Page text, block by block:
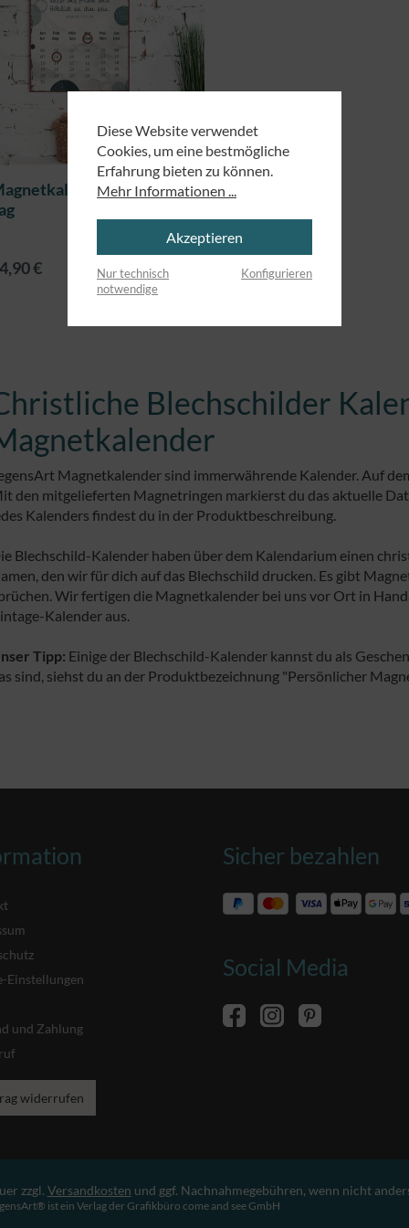
- Dies ist der
€ Details
Blechschilder
Magnetkalender sind immerwährende Kalender. Auf
den mitgelieferten Magnetringen markierst du das aktuelle
Kalenders findest du in der Produktbeschreibung.
Blechschild-Kalender haben über dem Kalendarium einen
den wir für dich auf das Blechschild drucken. Es gibt
Wir fertigen die Magnetkalender bei uns vor Ort in
Kalender aus.
Tipp: Einige der Blechschild-Kalender kannst du als
sind, siehst du an der Produktbezeichnung "Persönlicher
Einstellungen
und Zahlung
widerrufen
Sicher bezahlen
Social Media
zzgl. Versandkosten und ggf. Nachnahmegebühren, wenn nicht
ist ein Verlag der Grafikbüro come and see GmbH
Diese Website verwendet
Cookies, um eine bestmögliche
Erfahrung bieten zu können.
Mehr Informationen ...
Akzeptieren
Nur technisch
notwendige
Konfigurieren